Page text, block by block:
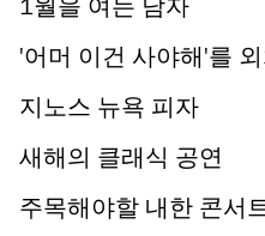
1월을 여는 남자
'어머 이건 사야해'를
지노스 뉴욕 피자
새해의 클래식 공연
주목해야할 내한 콘서